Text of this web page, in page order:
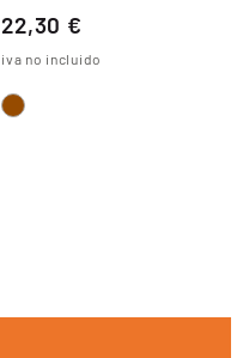
22,30 €
iva no incluido